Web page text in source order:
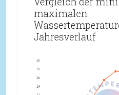
maximalen
Jahresverlauf